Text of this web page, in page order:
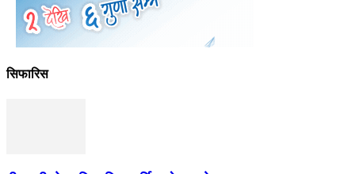
सिफारिस